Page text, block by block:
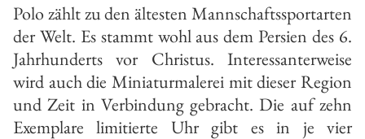
Polo zählt zu den ältesten Mannschaftssportarten
der Welt. Es stammt wohl aus dem Persien des 6.
Jahrhunderts vor Christus. Interessanterweise
wird auch die Miniaturmalerei mit dieser Region
und Zeit in Verbindung gebracht. Die auf zehn
Exemplare limitierte Uhr gibt es in je vier